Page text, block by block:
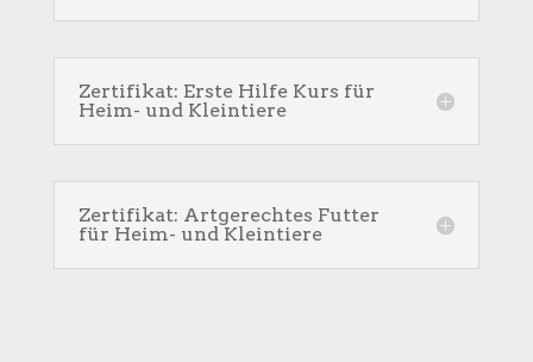
Zertifikat: Erste Hilfe Kurs für
Heim- und Kleintiere
Zertifikat: Artgerechtes Futter
für Heim- und Kleintiere